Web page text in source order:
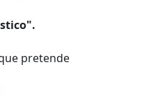
pretende